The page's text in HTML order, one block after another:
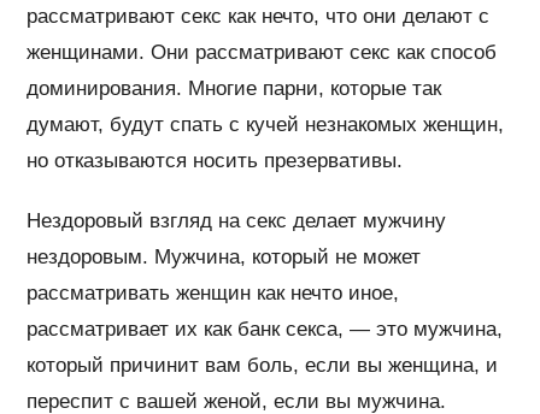
рассматривают секс как нечто, что они делают с
женщинами. Они рассматривают секс как способ
доминирования. Многие парни, которые так
думают, будут спать с кучей незнакомых женщин,
но отказываются носить презервативы.
Нездоровый взгляд на секс делает мужчину
нездоровым. Мужчина, который не может
рассматривать женщин как нечто иное,
рассматривает их как банк секса, — это мужчина,
который причинит вам боль, если вы женщина, и
переспит с вашей женой, если вы мужчина.